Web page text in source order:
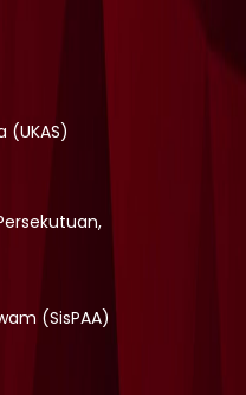
(UKAS)
(SisPAA)